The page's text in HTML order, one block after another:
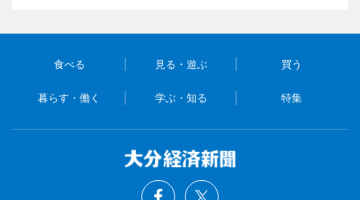
食べる 見る・遊ぶ 買う
暮らす・働く 学ぶ・知る 特集